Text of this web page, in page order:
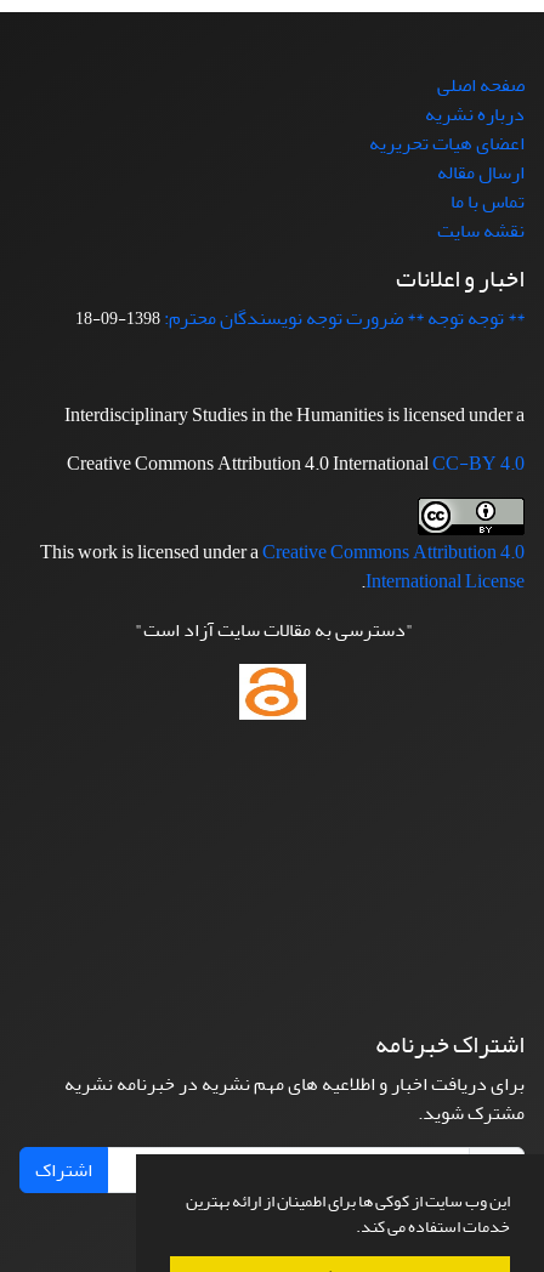
این وب سایت از کوکی ها برای اطمینان از ارائه بهترین
خدمات استفاده می کند.
صفحه اصلی
درباره نشریه
اعضای هیات تحریریه
ارسال مقاله
تماس با ما
نقشه سایت
اخبار و اعلانات
** توجه توجه ** ضرورت توجه نویسندگان محترم:1398-09-18
Interdisciplinary Studies in the Humanities is licensed under a
Creative Commons Attribution 4.0 InternationalCC-BY 4.0
This work is licensed under aCreative Commons Attribution 4.0
International License
.
"دسترسی به مقالات سایت آزاد است"
اشتراک خبرنامه
برای دریافت اخبار و اطلاعیه های مهم نشریه در خبرنامه نشریه
مشترک شوید.
اشتراک